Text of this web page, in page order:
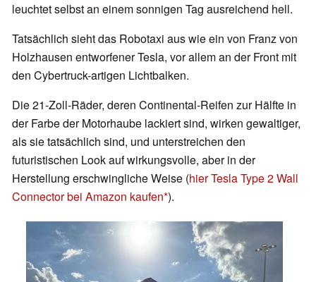
leuchtet selbst an einem sonnigen Tag ausreichend hell.
Tatsächlich sieht das Robotaxi aus wie ein von Franz von
Holzhausen entworfener Tesla, vor allem an der Front mit
den Cybertruck-artigen Lichtbalken.
Die 21-Zoll-Räder, deren Continental-Reifen zur Hälfte in
der Farbe der Motorhaube lackiert sind, wirken gewaltiger,
als sie tatsächlich sind, und unterstreichen den
futuristischen Look auf wirkungsvolle, aber in der
Herstellung erschwingliche Weise (hier Tesla Type 2 Wall
Connector bei Amazon kaufen ).